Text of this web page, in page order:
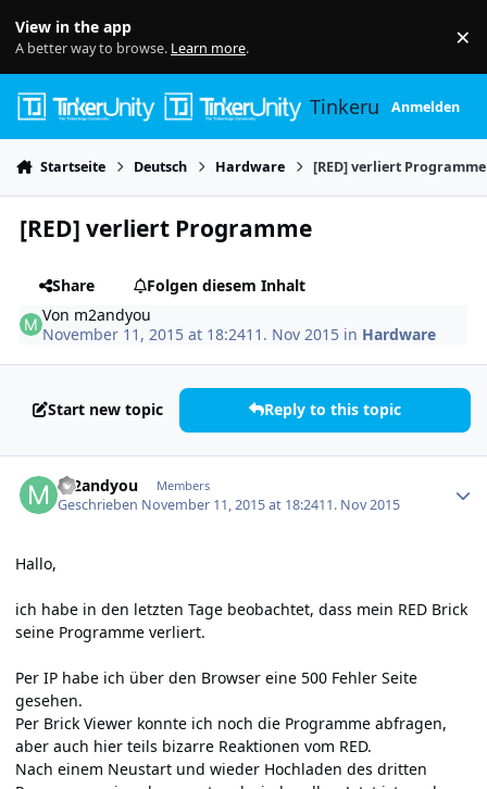
View in the app
A better way to browse. Learn more. ×
TinkerunityAnmelden
Startseite Deutsch Hardware [RED] verliert Programme
[RED] verliert Programme
Share
Folgen diesem Inhalt
Von m2andyou
November 11, 2015 at 18:2411. Nov 2015 in Hardware
Start new topic Reply to this topic
m2andyou Members
Geschrieben November 11, 2015 at 18:2411. Nov 2015
Hallo,
ich habe in den letzten Tage beobachtet, dass mein RED Brick
seine Programme verliert.
Per IP habe ich über den Browser eine 500 Fehler Seite
gesehen.
Per Brick Viewer konnte ich noch die Programme abfragen,
aber auch hier teils bizarre Reaktionen vom RED.
Nach einem Neustart und wieder Hochladen des dritten